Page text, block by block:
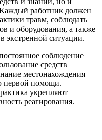
работник должен
травм, соблюдать
и оборудования, а также
экстренной ситуации.
соблюдение
средств
местонахождения
первой помощи.
укрепляют
реагирования.